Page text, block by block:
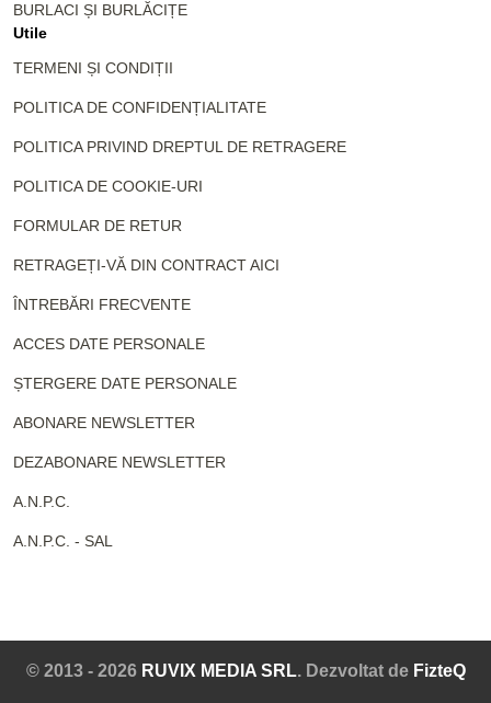
BURLACI ȘI BURLĂCIȚE
Utile
TERMENI ȘI CONDIȚII
POLITICA DE CONFIDENȚIALITATE
POLITICA PRIVIND DREPTUL DE RETRAGERE
POLITICA DE COOKIE-URI
FORMULAR DE RETUR
RETRAGEȚI-VĂ DIN CONTRACT AICI
ÎNTREBĂRI FRECVENTE
ACCES DATE PERSONALE
ȘTERGERE DATE PERSONALE
ABONARE NEWSLETTER
DEZABONARE NEWSLETTER
A.N.P.C.
A.N.P.C. - SAL
© 2013 - 2026 RUVIX MEDIA SRL. Dezvoltat de FizteQ